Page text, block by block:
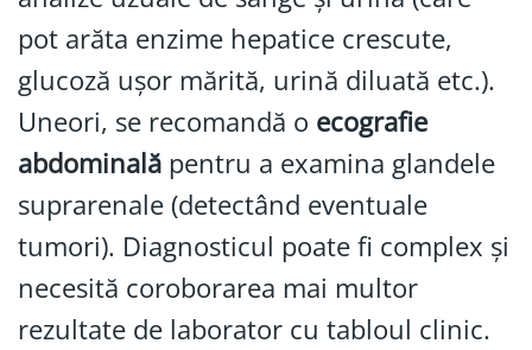
pot arăta enzime hepatice crescute,
glucoză ușor mărită, urină diluată etc.).
Uneori, se recomandă o ecografie
abdominală pentru a examina glandele
suprarenale (detectând eventuale
tumori). Diagnosticul poate fi complex și
necesită coroborarea mai multor
rezultate de laborator cu tabloul clinic.